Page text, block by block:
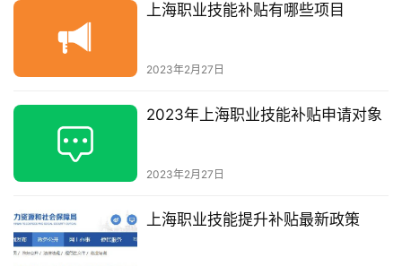
上海职业技能补贴有哪些项目
2023年2月27日
2023年上海职业技能补贴申请对象
2023年2月27日
上海职业技能提升补贴最新政策